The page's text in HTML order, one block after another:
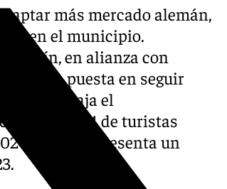
captar más mercado alemán,
en el municipio.
Berlín, en alianza con
mirada puesta en seguir
que trabaja el
en 21.134 de turistas
lo que representa un